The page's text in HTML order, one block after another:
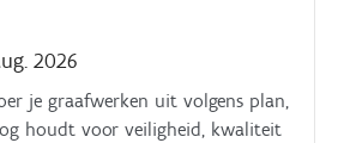
2026
je graafwerken uit volgens plan,
houdt voor veiligheid, kwaliteit